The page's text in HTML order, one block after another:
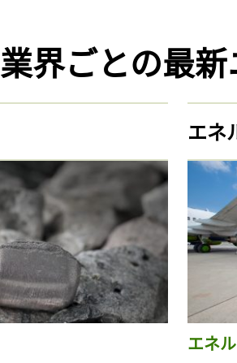
業界ごとの最
エネ
エネ